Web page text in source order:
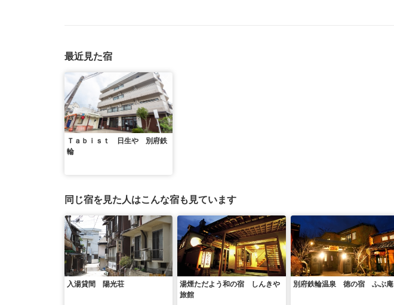
最近見た宿
Ｔａｂｉｓｔ 日生や 別府鉄
輪
同じ宿を見た人はこんな宿も見ています
入湯貸間 陽光荘
湯煙ただよう和の宿 しんきや
旅館
別府鉄輪温泉 徳の宿 ふぶ庵